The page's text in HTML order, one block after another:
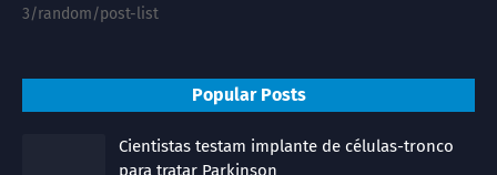
3/random/post-list
Popular Posts
Cientistas testam implante de células-tronco
para tratar Parkinson